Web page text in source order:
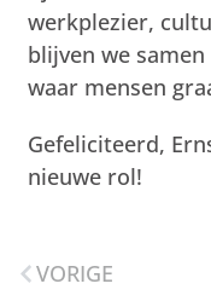
werkplezier,
blijven we
waar mensen
Gefeliciteerd,
nieuwe rol!
VORIGE